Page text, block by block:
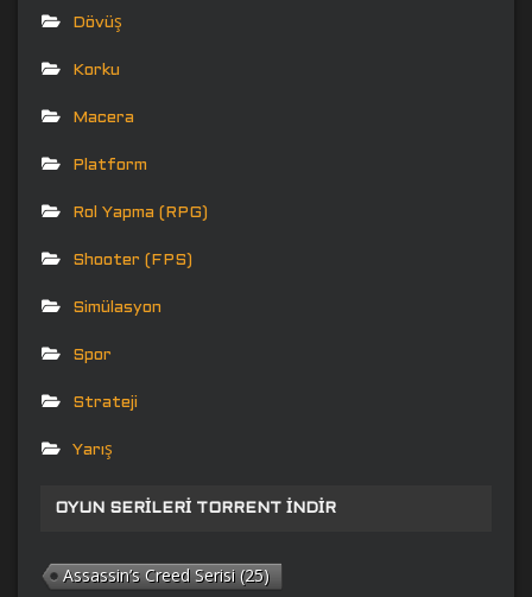
Dövüş
Korku
Macera
Platform
Rol Yapma (RPG)
Shooter (FPS)
Simülasyon
Spor
Strateji
Yarış
OYUN SERILERI TORRENT İNDIR
Assassin’s Creed Serisi (25)